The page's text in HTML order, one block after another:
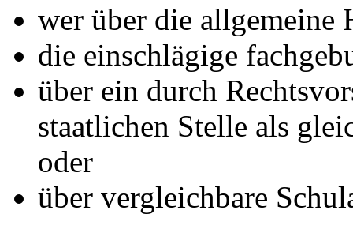
wer über die
die einschlägige
über ein durch
staatlichen Stelle als
oder
über vergleichbare